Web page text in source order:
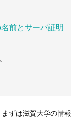
前とサーバ証明
ずは滋賀大学の情報